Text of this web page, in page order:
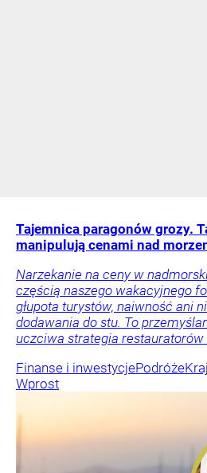
Tajemnica paragonów grozy.
manipulują cenami nad
Narzekanie na ceny w
częścią naszego wakacyjnego
głupota turystów, naiwność ani
dodawania do stu. To
uczciwa strategia restauratorów
Finanse i inwestycjePodróżeKraj
Wprost